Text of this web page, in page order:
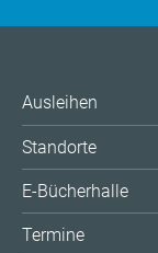
Ausleihen
Standorte
E-Bücherhalle
Termine